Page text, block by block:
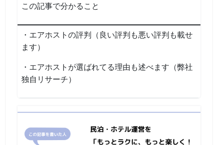
この記事で分かること
・エアホストの評判（良い評判も悪い評判も載せ
ます）
・エアホストが選ばれてる理由も述べます（弊社
独自リサーチ）